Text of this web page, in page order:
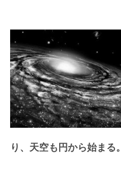
り、天空も円から始まる。